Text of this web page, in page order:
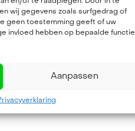
wij gegevens zoals surfgedrag of
geen toestemming geeft of uw
invloed hebben op bepaalde
Aanpassen